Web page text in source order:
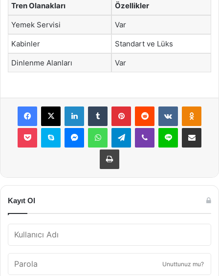
Tren Olanakları Özellikler
Yemek Servisi Var
Kabinler Standart ve Lüks
Dinlenme Alanları Var
Facebook
X LinkedInTumblr PinterestReddit VKontakte
Pocket Skype MessengerWhatsAppTelegramViber Line E-Posta ile
Yazdır
Kayıt Ol
Unuttunuz mu?